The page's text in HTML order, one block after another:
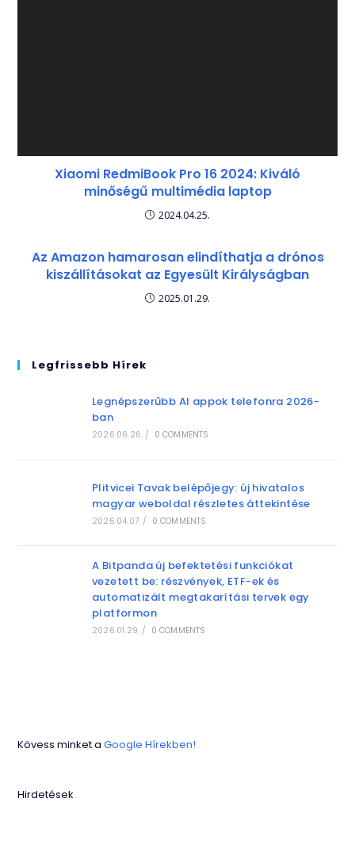
Xiaomi RedmiBook Pro 16 2024: Kiváló
minőségű multimédia laptop
2024.04.25.
Az Amazon hamarosan elindíthatja a drónos
kiszállításokat az Egyesült Királyságban
2025.01.29.
Legfrissebb Hírek
Legnépszerűbb AI appok telefonra 2026-
ban
2026.06.26. / 0 COMMENTS
Plitvicei Tavak belépőjegy: új hivatalos
magyar weboldal részletes áttekintése
2026.04.07. / 0 COMMENTS
A Bitpanda új befektetési funkciókat
vezetett be: részvények, ETF-ek és
automatizált megtakarítási tervek egy
platformon
2026.01.29. / 0 COMMENTS
Kövess minket aGoogle Hírekben!
Hirdetések